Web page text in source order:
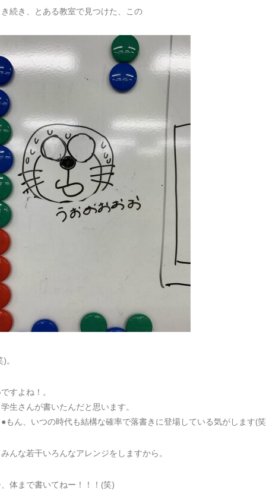
続き、とある教室で見つけた、この
。
すよね！。
生さんが書いたんだと思います。
もん、いつの時代も結構な確率で落書きに登場している気がします(
んな若干いろんなアレンジをしますから。
体まで書いてねー！！！(笑)